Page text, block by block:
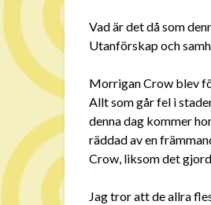
Vad är det då som
Utanförskap och
Morrigan Crow blev
Allt som går fel i
denna dag kommer
räddad av en
Crow, liksom det
Jag tror att de allra